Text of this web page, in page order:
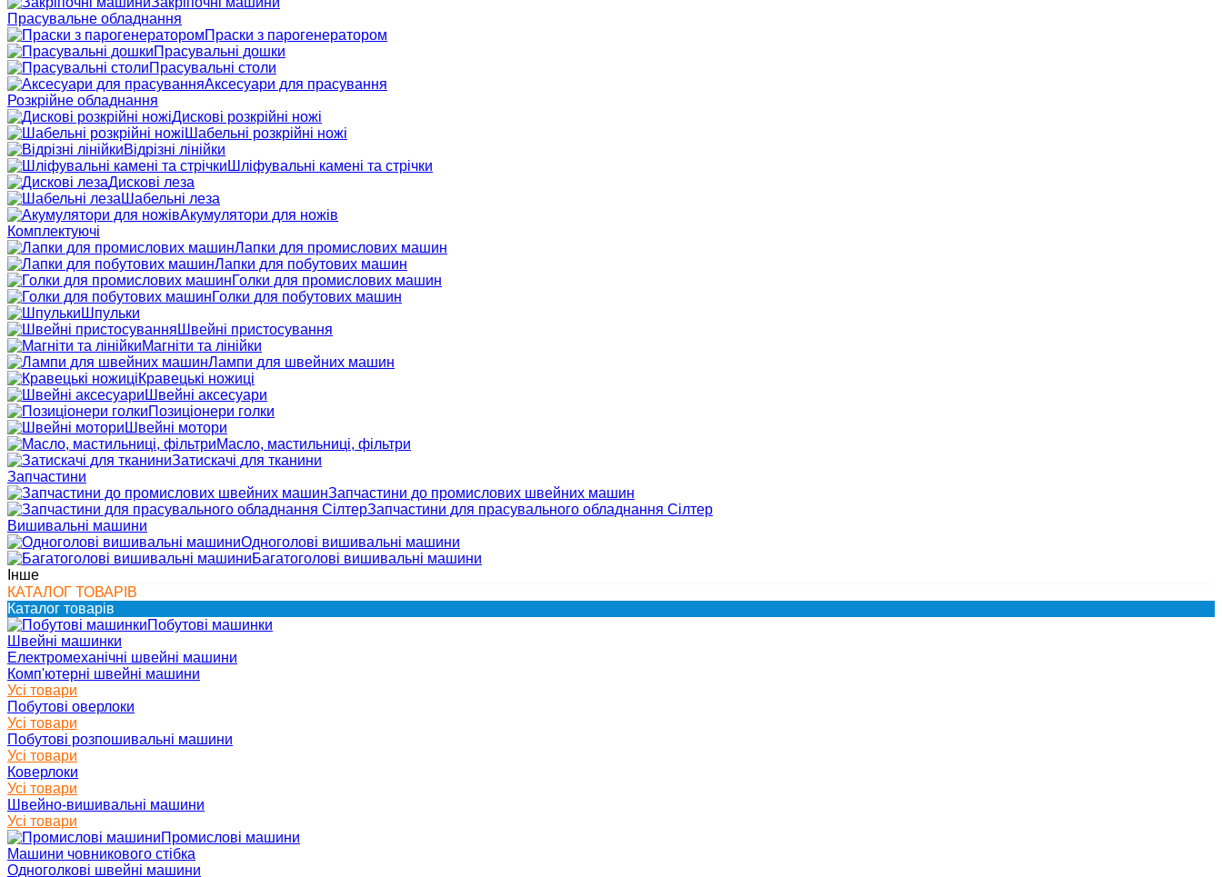
Прасувальне обладнання
Праски з парогенератором
Прасувальні дошки
Прасувальні столи
Аксесуари для прасування
Розкрійне обладнання
Дискові розкрійні ножі
Шабельні розкрійні ножі
Відрізні лінійки
Шліфувальні камені та стрічки
Дискові леза
Шабельні леза
Акумулятори для ножів
Комплектуючі
Лапки для промислових машин
Лапки для побутових машин
Голки для промислових машин
Голки для побутових машин
Шпульки
Швейні пристосування
Магніти та лінійки
Лампи для швейних машин
Кравецькі ножиці
Швейні аксесуари
Позиціонери голки
Швейні мотори
Масло, мастильниці, фільтри
Затискачі для тканини
Запчастини
Запчастини до промислових швейних машин
Запчастини для прасувального обладнання Сілтер
Вишивальні машини
Одноголові вишивальні машини
Багатоголові вишивальні машини
Інше
КАТАЛОГ ТОВАРІВ
Каталог товарів
Побутові машинки
Швейні машинки
Електромеханічні швейні машини
Комп'ютерні швейні машини
Усі товари
Побутові оверлоки
Усі товари
Побутові розпошивальні машини
Усі товари
Коверлоки
Усі товари
Швейно-вишивальні машини
Усі товари
Промислові машини
Машини човникового стібка
Одноголкові швейні машини